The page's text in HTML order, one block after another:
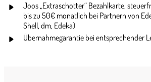
Joos „Extraschotter“ Bezahlkarte,
bis zu 50€ monatlich bei Partnern von
Shell, dm, Edeka)
Übernahmegarantie bei entsprechender